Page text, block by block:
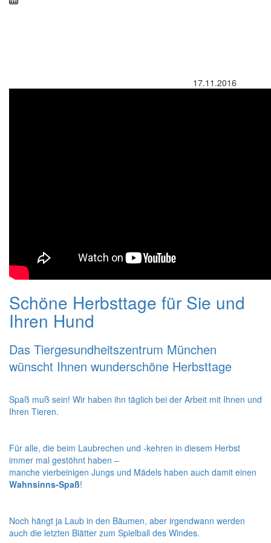
17.11.2016
Schöne Herbsttage für Sie und
Ihren Hund
Das Tiergesundheitszentrum München
wünscht Ihnen wunderschöne Herbsttage
Spaß muß sein! Wir haben ihn täglich bei der Arbeit mit Ihnen und
Ihren Tieren.
Für alle, die beim Laubrechen und -kehren in diesem Herbst
immer mal gestöhnt haben –
manche vierbeinigen Jungs und Mädels haben auch damit einen
Wahnsinns-Spaß!
Noch hängt ja Laub in den Bäumen, aber irgendwann werden
auch die letzten Blätter zum Spielball des Windes.